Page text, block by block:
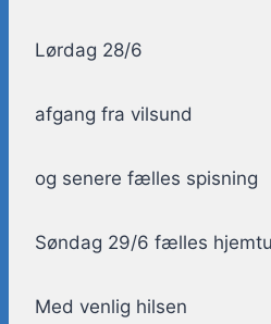
Lørdag 28/6
afgang fra vilsund
og senere fælles spisning
Søndag 29/6 fælles
Med venlig hilsen